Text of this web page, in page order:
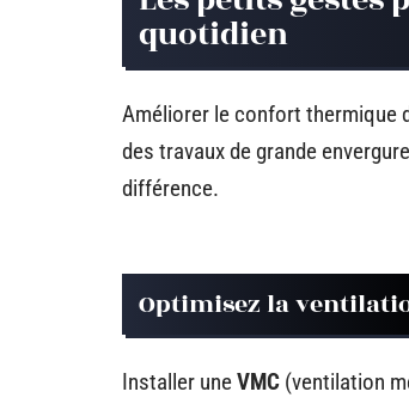
quotidien
Améliorer le confort thermique
des travaux de grande
différence.
Optimisez la
Installer uneVMC (ventilation